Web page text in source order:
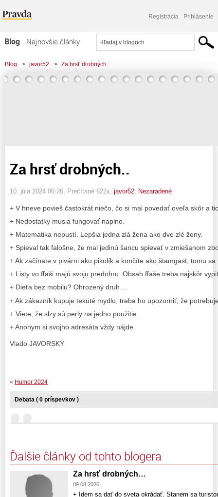
Registrácia Prihlásenie
Blog
Najnovšie články
Najčítanejšie články
Najkomentovanejšie články
Blog > javor52 > Za hrsť drobných..
Za hrsť drobných..
10. júla 2024 06:26 , Prečítané 622x, javor52 Nezaradené
+ V hneve povieš častokrát niečo, čo si mal povedať oveľa skôr a
+ Nedostatky musia fungovať naplno.
+ Matematika nepustí. Lepšia jedna zlá žena ako dve zlé ženy.
+ Spieval tak falošne, že mal jedinú šancu spievať v zmiešanom
+ Ak začínate v pivárni ako pikolík a končíte ako štamgast, tomu
+ Listy vo fľaši majú svoju predohru. Obsah fľaše treba najskôr
+ Dieťa bez mobilu? Ohrozený druh…
+ Ak zákazník kupuje tekuté mydlo, treba ho upozorniť, že
+ Viete, že slzy sú perly na jedno použitie.
+ Anonym si svojho adresáta vždy nájde.
Vlado JAVORSKÝ
« Humor 2024
Debata ( 0 príspevkov )
Ďalšie články od tohto blogera
Za hrsť drobných…
09.08.2026
+ Idem sa dať do sveta okrádať. Stanem sa